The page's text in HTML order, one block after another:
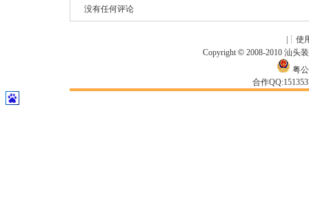
没有任何评论
|┆ 使
Copyright © 2008-2010 汕头
粤
合作